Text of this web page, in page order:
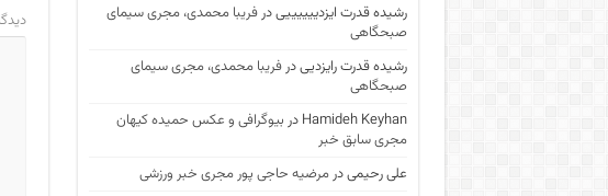
رشیده قدرت ایزدیییییییدرفریبا محمدی، مجری سیمای
صبحگاهی
رشیده قدرت رایزدییدرفریبا محمدی، مجری سیمای
صبحگاهی
Hamideh Keyhan در بیوگرافی و عکس حمیده کیهان
مجری سابق خبر
علی رحیمیدرمرضیه حاجی پور مجری خبر ورزشی